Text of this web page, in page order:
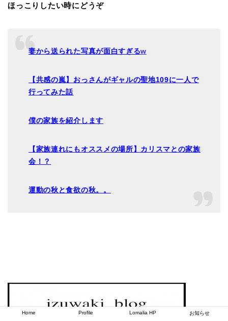
ほっこりしたい時にどうぞ
妻から送られた写真が面白すぎるw
【共感の嵐】おっさんがギャルの聖地109に一人で
行ってみた話
僕の家族を紹介します
【家族連れにもオススメの場所】カリスマとの家族
会！？
運動の秋と食欲の秋。。
Home Profile Lomalia HP お知らせ